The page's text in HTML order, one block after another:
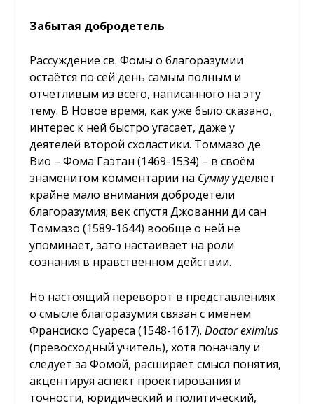
Забытая добродетель
Рассуждение св. Фомы о благоразумии
остаётся по сей день самым полным и
отчётливым из всего, написанного на эту
тему. В Новое время, как уже было сказано,
интерес к ней быстро угасает, даже у
деятелей второй схоластики. Томмазо де
Вио – Фома Гаэтан (1469-1534) – в своём
знаменитом комментарии на Суммууделяет
крайне мало внимания добродетели
благоразумия; век спустя Джованни ди сан
Томмазо (1589-1644) вообще о ней не
упоминает, зато настаивает на роли
сознания в нравственном действии.
Но настоящий переворот в представлениях
о смысле благоразумия связан с именем
Франсиско Суареса (1548-1617).Doctoreximius
(превосходный учитель), хотя поначалу и
следует за Фомой, расширяет смысл понятия,
акцентируя аспект проектирования и
точности, юридический и политический,